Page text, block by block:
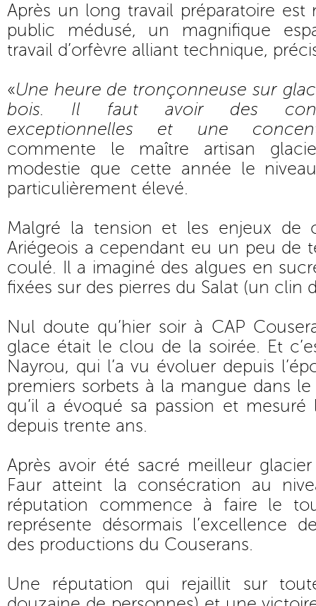
Après un long travail préparatoire est
public médusé, un magnifique
travail d’orfèvre alliant technique,
«Une heure de tronçonneuse sur
bois. Il faut avoir des
exceptionnelles et une
commente le maître artisan
modestie que cette année le
particulièrement élevé.
Malgré la tension et les enjeux de
Ariégeois a cependant eu un peu de
coulé. Il a imaginé des algues en
fixées sur des pierres du Salat (un clin
Nul doute qu’hier soir à CAP
glace était le clou de la soirée. Et
Nayrou, qui l’a vu évoluer depuis
premiers sorbets à la mangue dans
qu’il a évoqué sa passion et
depuis trente ans.
Après avoir été sacré meilleur
Faur atteint la consécration au
réputation commence à faire le
représente désormais l’excellence
des productions du Couserans.
Une réputation qui rejaillit sur